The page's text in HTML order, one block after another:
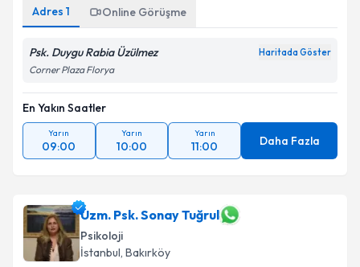
Adres 1 Online Görüşme
Psk. Duygu Rabia Üzülmez Haritada Göster
Corner Plaza Florya
En Yakın Saatler
Yarın
09:00
Yarın
10:00
Yarın
11:00 Daha Fazla
Uzm. Psk. Sonay Tuğrul
Psikoloji
İstanbul, Bakırköy